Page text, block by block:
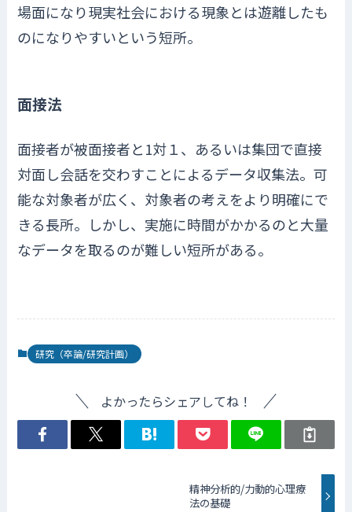
場面になり現実社会における現象とは遊離したも
のになりやすいという短所。
面接法
面接者が被面接者と1対１、あるいは集団で直接
対面し会話を交わすことによるデータ収集法。可
能な対象者が広く、対象者の考えをより明確にで
きる長所。しかし、実施に時間がかかるのと大量
なデータを取るのが難しい短所がある。
研究（卒論/研究計画）
よかったらシェアしてね！
精神分析的/力動的心理療
法の基礎